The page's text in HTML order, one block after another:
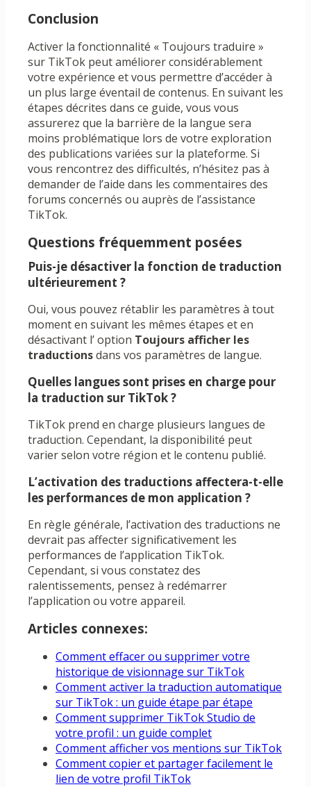
Conclusion
Activer la fonctionnalité « Toujours traduire »
sur TikTok peut améliorer considérablement
votre expérience et vous permettre d’accéder à
un plus large éventail de contenus. En suivant les
étapes décrites dans ce guide, vous vous
assurerez que la barrière de la langue sera
moins problématique lors de votre exploration
des publications variées sur la plateforme. Si
vous rencontrez des difficultés, n’hésitez pas à
demander de l’aide dans les commentaires des
forums concernés ou auprès de l’assistance
TikTok.
Questions fréquemment posées
Puis-je désactiver la fonction de traduction
ultérieurement ?
Oui, vous pouvez rétablir les paramètres à tout
moment en suivant les mêmes étapes et en
désactivant l’ option Toujours afficher les
traductionsdans vos paramètres de langue.
Quelles langues sont prises en charge pour
la traduction sur TikTok ?
TikTok prend en charge plusieurs langues de
traduction. Cependant, la disponibilité peut
varier selon votre région et le contenu publié.
L’activation des traductions affectera-t-elle
les performances de mon application ?
En règle générale, l’activation des traductions ne
devrait pas affecter significativement les
performances de l’application TikTok.
Cependant, si vous constatez des
ralentissements, pensez à redémarrer
l’application ou votre appareil.
Articles connexes:
Comment effacer ou supprimer votre
historique de visionnage sur TikTok
Comment activer la traduction automatique
sur TikTok : un guide étape par étape
Comment supprimer TikTok Studio de
votre profil : un guide complet
Comment afficher vos mentions sur TikTok
Comment copier et partager facilement le
lien de votre profil TikTok